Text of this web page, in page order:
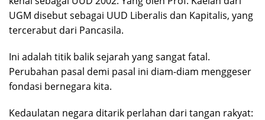
UGM disebut sebagai UUD Liberalis dan Kapitalis, yang
tercerabut dari Pancasila.
Ini adalah titik balik sejarah yang sangat fatal.
Perubahan pasal demi pasal ini diam-diam menggeser
fondasi bernegara kita.
Kedaulatan negara ditarik perlahan dari tangan rakyat: